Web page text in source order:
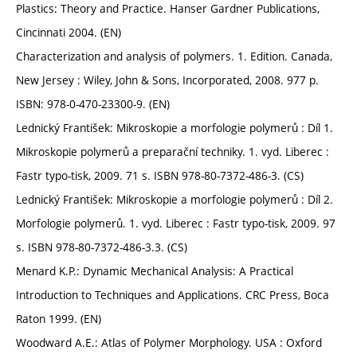
Plastics: Theory and Practice. Hanser Gardner Publications,
Cincinnati 2004. (EN)
Characterization and analysis of polymers. 1. Edition. Canada,
New Jersey : Wiley, John & Sons, Incorporated, 2008. 977 p.
ISBN: 978-0-470-23300-9. (EN)
Lednický František: Mikroskopie a morfologie polymerů : Díl 1.
Mikroskopie polymerů a preparační techniky. 1. vyd. Liberec :
Fastr typo-tisk, 2009. 71 s. ISBN 978-80-7372-486-3. (CS)
Lednický František: Mikroskopie a morfologie polymerů : Díl 2.
Morfologie polymerů. 1. vyd. Liberec : Fastr typo-tisk, 2009. 97
s. ISBN 978-80-7372-486-3.3. (CS)
Menard K.P.: Dynamic Mechanical Analysis: A Practical
Introduction to Techniques and Applications. CRC Press, Boca
Raton 1999. (EN)
Woodward A.E.: Atlas of Polymer Morphology. USA : Oxford